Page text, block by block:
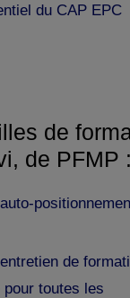
du CAP EPC
de
de PFMP :
de
pour toutes les